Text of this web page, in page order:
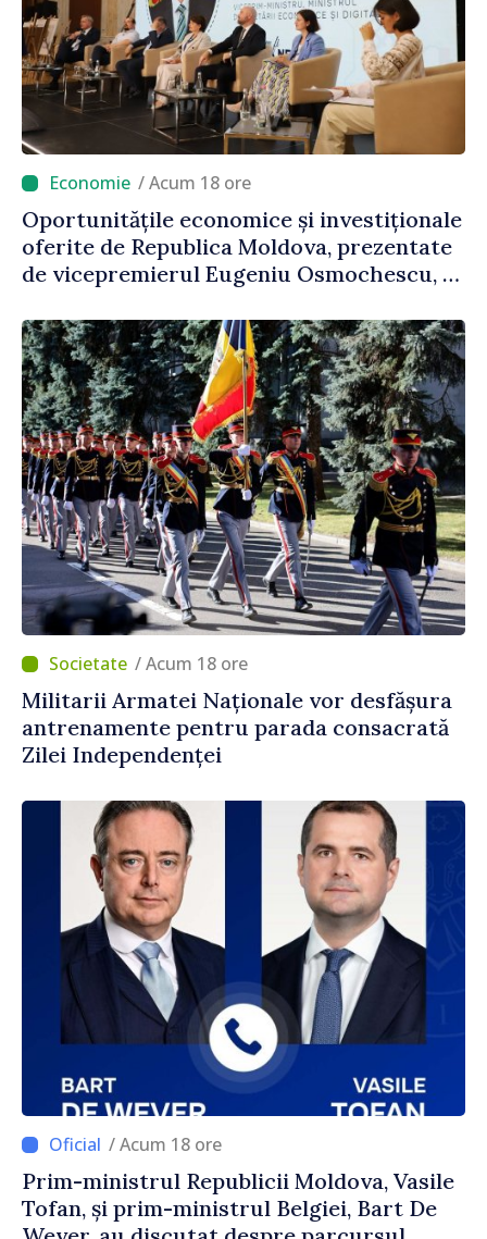
/ Acum 18 ore
Oportunitățile economice și investiționale
oferite de Republica Moldova, prezentate
de vicepremierul Eugeniu Osmochescu, la
/ Acum 18 ore
Militarii Armatei Naționale vor desfășura
antrenamente pentru parada consacrată
Zilei Independenței
/ Acum 18 ore
Prim-ministrul Republicii Moldova, Vasile
Tofan, și prim-ministrul Belgiei, Bart De